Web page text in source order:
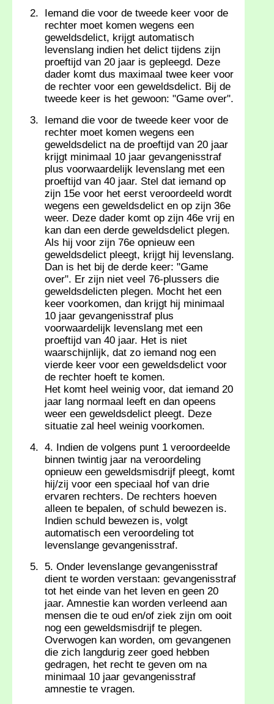
Iemand die voor de tweede keer voor de
rechter moet komen wegens een
geweldsdelict, krijgt automatisch
levenslang indien het delict tijdens zijn
proeftijd van 20 jaar is gepleegd. Deze
dader komt dus maximaal twee keer voor
de rechter voor een geweldsdelict. Bij de
tweede keer is het gewoon: "Game over".
Iemand die voor de tweede keer voor de
rechter moet komen wegens een
geweldsdelict na de proeftijd van 20 jaar
krijgt minimaal 10 jaar gevangenisstraf
plus voorwaardelijk levenslang met een
proeftijd van 40 jaar. Stel dat iemand op
zijn 15e voor het eerst veroordeeld wordt
wegens een geweldsdelict en op zijn 36e
weer. Deze dader komt op zijn 46e vrij en
kan dan een derde geweldsdelict plegen.
Als hij voor zijn 76e opnieuw een
geweldsdelict pleegt, krijgt hij levenslang.
Dan is het bij de derde keer: "Game
over". Er zijn niet veel 76-plussers die
geweldsdelicten plegen. Mocht het een
keer voorkomen, dan krijgt hij minimaal
10 jaar gevangenisstraf plus
voorwaardelijk levenslang met een
proeftijd van 40 jaar. Het is niet
waarschijnlijk, dat zo iemand nog een
vierde keer voor een geweldsdelict voor
de rechter hoeft te komen.
Het komt heel weinig voor, dat iemand 20
jaar lang normaal leeft en dan opeens
weer een geweldsdelict pleegt. Deze
situatie zal heel weinig voorkomen.
4. Indien de volgens punt 1 veroordeelde
binnen twintig jaar na veroordeling
opnieuw een geweldsmisdrijf pleegt, komt
hij/zij voor een speciaal hof van drie
ervaren rechters. De rechters hoeven
alleen te bepalen, of schuld bewezen is.
Indien schuld bewezen is, volgt
automatisch een veroordeling tot
levenslange gevangenisstraf.
5. Onder levenslange gevangenisstraf
dient te worden verstaan: gevangenisstraf
tot het einde van het leven en geen 20
jaar. Amnestie kan worden verleend aan
mensen die te oud en/of ziek zijn om ooit
nog een geweldsmisdrijf te plegen.
Overwogen kan worden, om gevangenen
die zich langdurig zeer goed hebben
gedragen, het recht te geven om na
minimaal 10 jaar gevangenisstraf
amnestie te vragen.